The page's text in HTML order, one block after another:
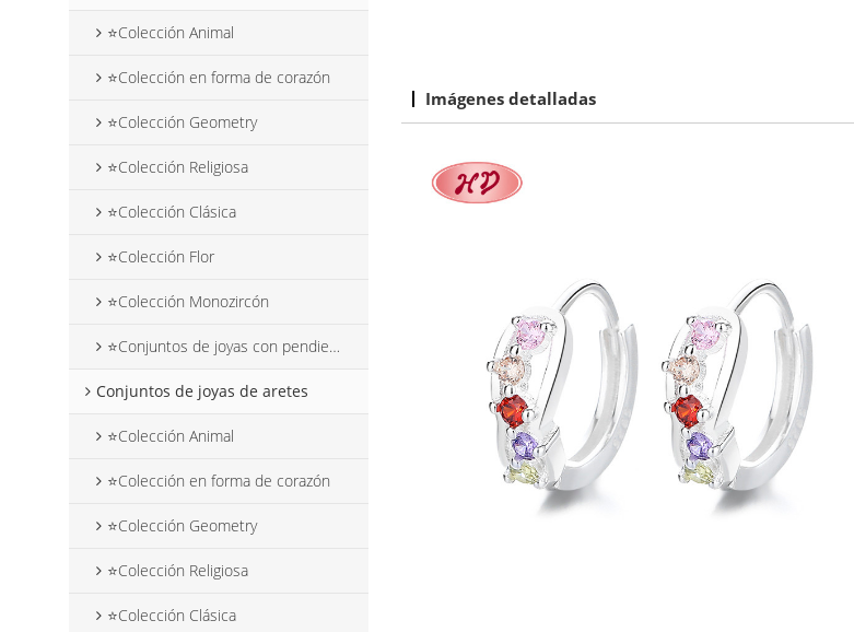
⭐Colección Animal
⭐Colección en forma de corazón
⭐Colección Geometry
⭐Colección Religiosa
⭐Colección Clásica
⭐Colección Flor
⭐Colección Monozircón
⭐Conjuntos de joyas con pendientes colgantes de flores
Conjuntos de joyas de aretes
⭐Colección Animal
⭐Colección en forma de corazón
⭐Colección Geometry
⭐Colección Religiosa
⭐Colección Clásica
Imágenes detalladas